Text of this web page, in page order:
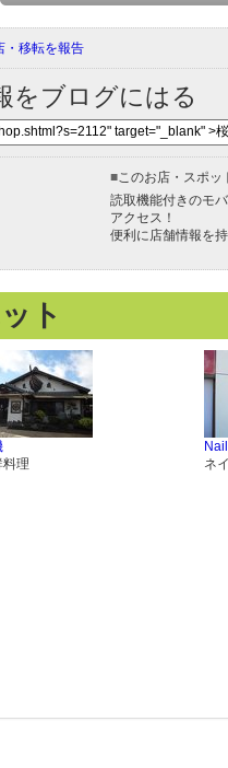
・移転を報告
をブログにはる
■ このお店・スポ
読取機能付きのモ
アクセス！
便利に店舗情報を
ト
料理
ネ